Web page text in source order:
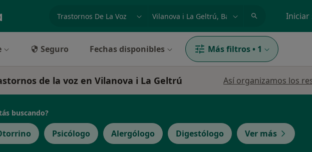
Iniciar
Seguro Fechas disponibles Más filtros • 1
de la voz en Vilanova i La Geltrú Así organizamos los
buscando?
Psicólogo Alergólogo Digestólogo Ver más